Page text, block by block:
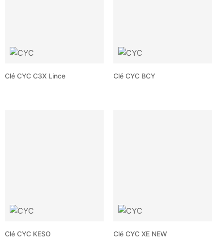
Clé CYC C3X Lince Clé CYC BCY
Clé CYC KESO Clé CYC XE NEW